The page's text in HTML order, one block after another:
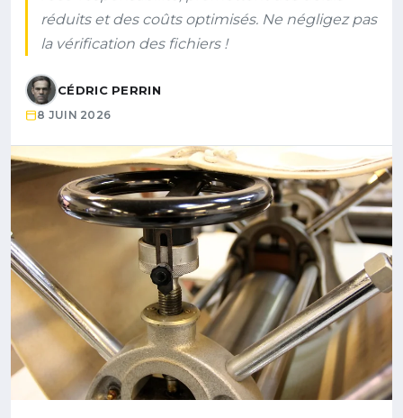
réduits et des coûts optimisés. Ne négligez pas
la vérification des fichiers !
CÉDRIC PERRIN
8 JUIN 2026